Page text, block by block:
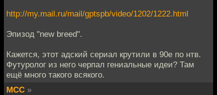
http://my.mail.ru/mail/gptspb/video/1202/1222.html
Эпизод "new breed".
Кажется, этот адский сериал крутили в 90е по нтв.
Футуролог из него черпал гениальные идеи? Там
ещё много такого всякого.
MCC »